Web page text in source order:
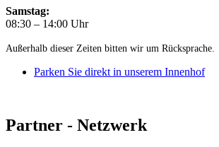
Samstag:
08:30 – 14:00 Uhr
Außerhalb dieser Zeiten bitten wir um Rücksprache.
Parken Sie direkt in unserem Innenhof
Partner - Netzwerk